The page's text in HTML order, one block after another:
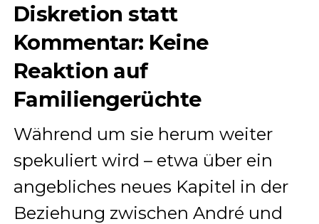
Diskretion statt
Kommentar: Keine
Reaktion auf
Familiengerüchte
Während um sie herum weiter
spekuliert wird – etwa über ein
angebliches neues Kapitel in der
Beziehung zwischen André und